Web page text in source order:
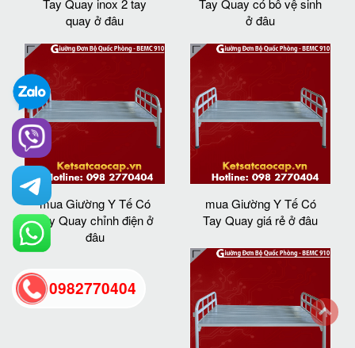
Tay Quay inox 2 tay
quay ở đâu
Tay Quay có bô vệ sinh
ở đâu
mua Giường Y Tế Có
Tay Quay chỉnh điện ở
đâu
mua Giường Y Tế Có
Tay Quay giá rẻ ở đâu
0982770404